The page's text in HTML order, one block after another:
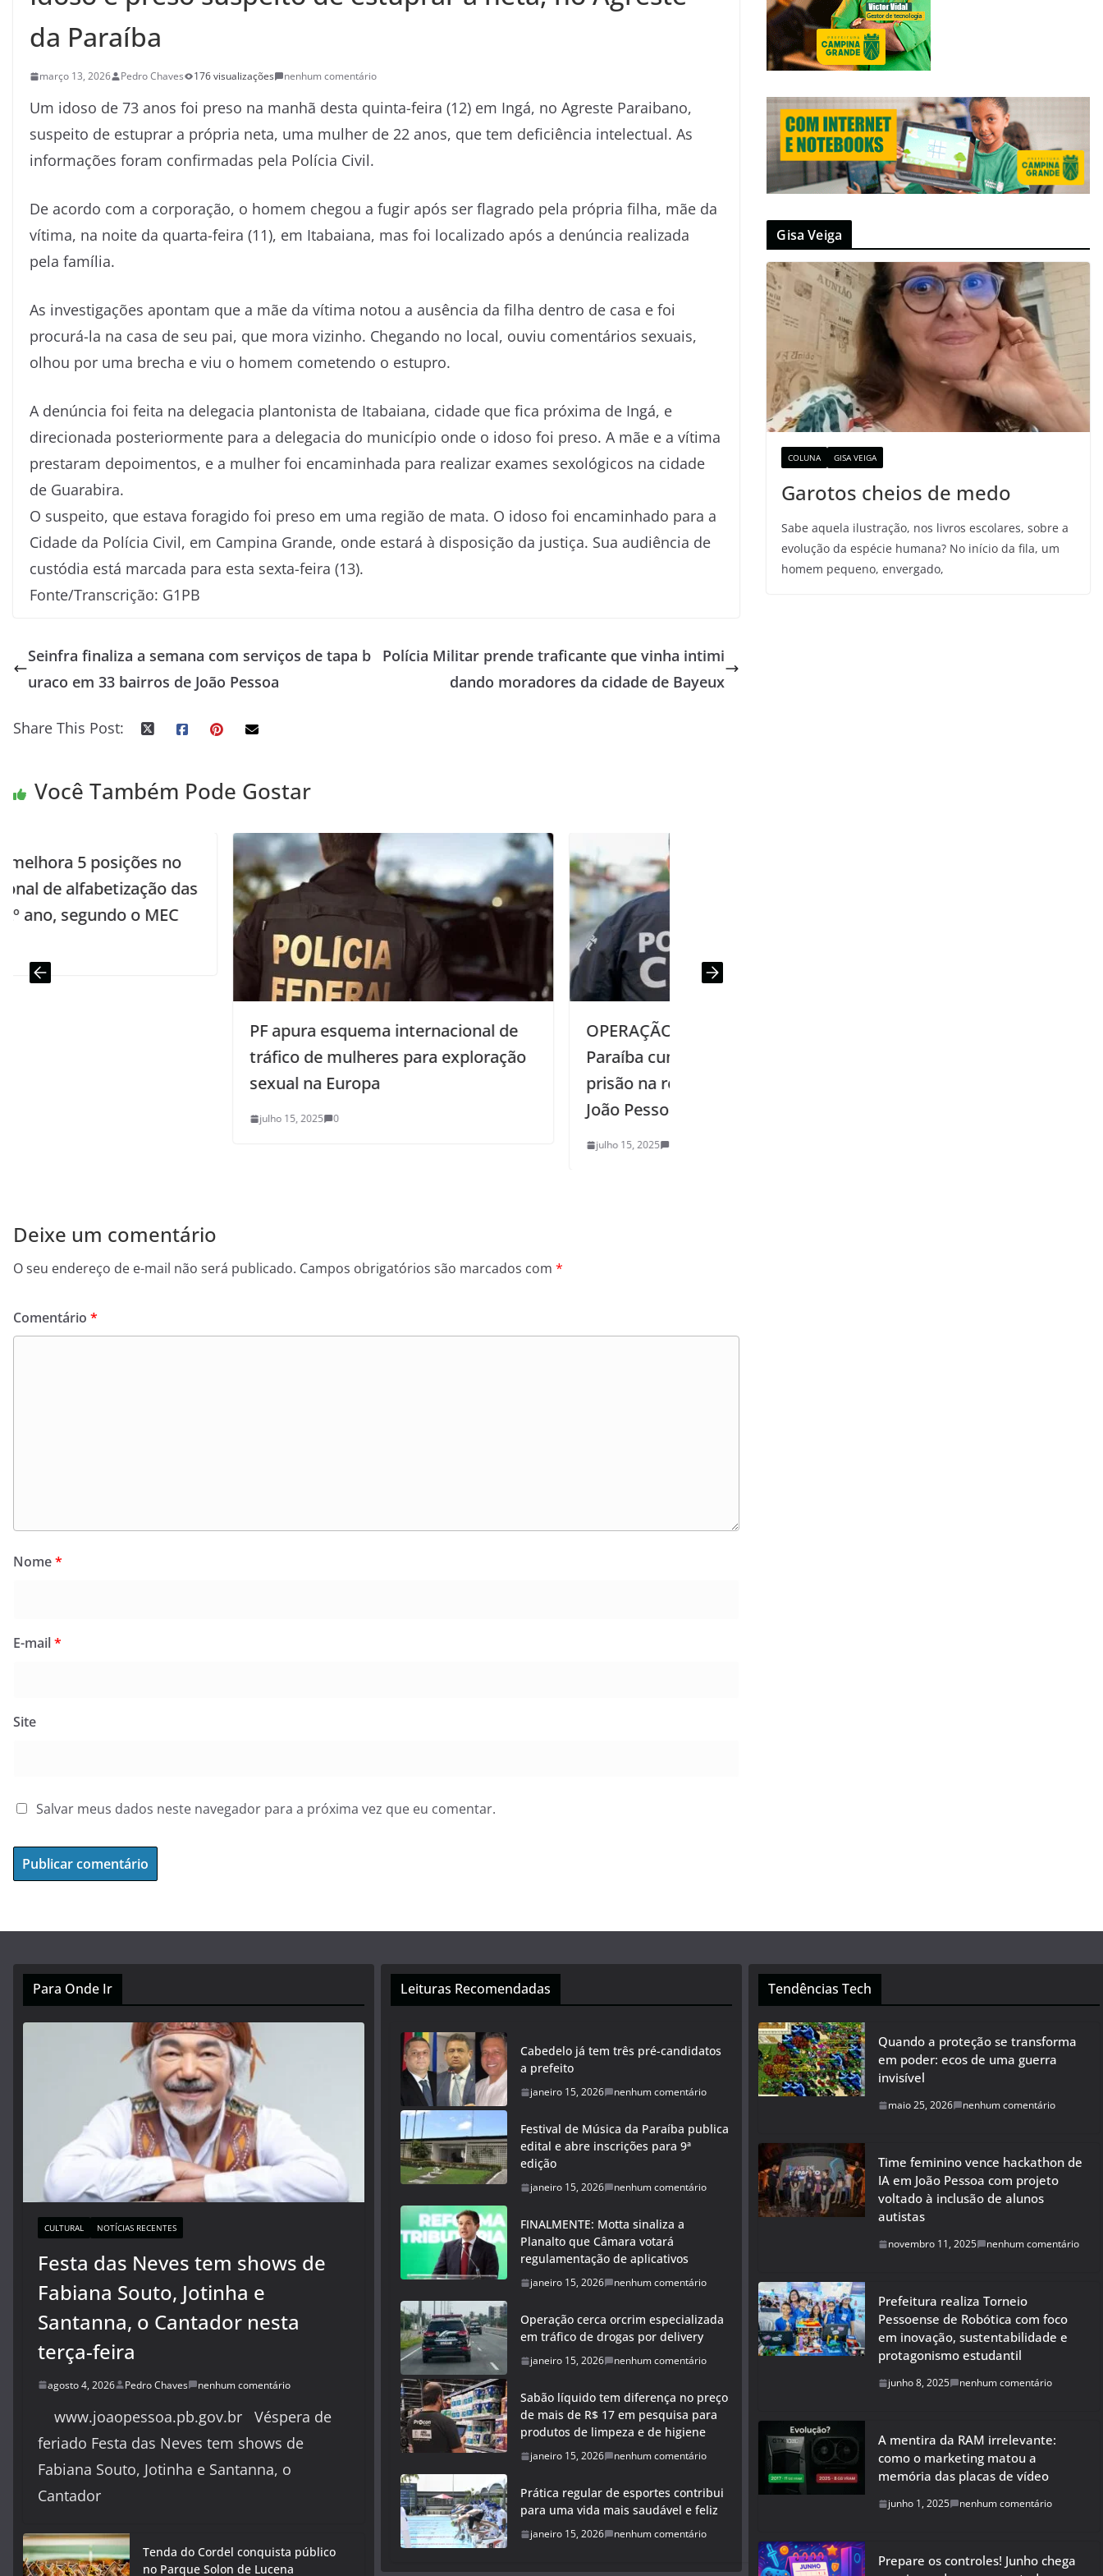
da Paraíba
março 13, 2026 Pedro Chaves 176 visualizações nenhum comentário
Um idoso de 73 anos foi preso na manhã desta quinta-feira (12) em Ingá, no Agreste Paraibano,
suspeito de estuprar a própria neta, uma mulher de 22 anos, que tem deficiência intelectual. As
informações foram confirmadas pela Polícia Civil.
De acordo com a corporação, o homem chegou a fugir após ser flagrado pela própria filha, mãe da
vítima, na noite da quarta-feira (11), em Itabaiana, mas foi localizado após a denúncia realizada
pela família.
As investigações apontam que a mãe da vítima notou a ausência da filha dentro de casa e foi
procurá-la na casa de seu pai, que mora vizinho. Chegando no local, ouviu comentários sexuais,
olhou por uma brecha e viu o homem cometendo o estupro.
A denúncia foi feita na delegacia plantonista de Itabaiana, cidade que fica próxima de Ingá, e
direcionada posteriormente para a delegacia do município onde o idoso foi preso. A mãe e a vítima
prestaram depoimentos, e a mulher foi encaminhada para realizar exames sexológicos na cidade
de Guarabira.
O suspeito, que estava foragido foi preso em uma região de mata. O idoso foi encaminhado para a
Cidade da Polícia Civil, em Campina Grande, onde estará à disposição da justiça. Sua audiência de
custódia está marcada para esta sexta-feira (13).
Fonte/Transcrição: G1PB
Seinfra finaliza a semana com serviços de tapa b
uraco em 33 bairros de João Pessoa
Polícia Militar prende traficante que vinha intimi
dando moradores da cidade de Bayeux
Share This Post:
Você Também Pode Gostar
PF apura esquema internacional de
tráfico de mulheres para exploração
OPERAÇÃO IMPACTO: Polícia Civil da
Paraíba cumpre cinco mandados de
prisão na região metropolitana de
Deixe um comentário
O seu endereço de e-mail não será publicado. Campos obrigatórios são marcados com *
Comentário *
Nome*
E-mail*
Site
Salvar meus dados neste navegador para a próxima vez que eu comentar.
Gisa Veiga
COLUNA GISA VEIGA
Garotos cheios de medo
Sabe aquela ilustração, nos livros escolares, sobre a
evolução da espécie humana? No início da fila, um
homem pequeno, envergado,
Para Onde Ir
CULTURAL NOTÍCIAS RECENTES
Festa das Neves tem shows de
Fabiana Souto, Jotinha e
Santanna, o Cantador nesta
terça-feira
agosto 4, 2026 Pedro Chaves nenhum comentário
www.joaopessoa.pb.gov.br Véspera de
feriado Festa das Neves tem shows de
Fabiana Souto, Jotinha e Santanna, o
Cantador
Tenda do Cordel conquista público
no Parque Solon de Lucena
Leituras Recomendadas
Cabedelo já tem três pré-candidatos
a prefeito
janeiro 15, 2026 nenhum comentário
Festival de Música da Paraíba publica
edital e abre inscrições para 9ª
edição
janeiro 15, 2026 nenhum comentário
FINALMENTE: Motta sinaliza a
Planalto que Câmara votará
regulamentação de aplicativos
janeiro 15, 2026 nenhum comentário
Operação cerca orcrim especializada
em tráfico de drogas por delivery
janeiro 15, 2026 nenhum comentário
Sabão líquido tem diferença no preço
de mais de R$ 17 em pesquisa para
produtos de limpeza e de higiene
janeiro 15, 2026 nenhum comentário
Prática regular de esportes contribui
para uma vida mais saudável e feliz
janeiro 15, 2026 nenhum comentário
Tendências Tech
Quando a proteção se transforma
em poder: ecos de uma guerra
invisível
maio 25, 2026 nenhum comentário
Time feminino vence hackathon de
IA em João Pessoa com projeto
voltado à inclusão de alunos
autistas
novembro 11, 2025 nenhum comentário
Prefeitura realiza Torneio
Pessoense de Robótica com foco
em inovação, sustentabilidade e
protagonismo estudantil
junho 8, 2025 nenhum comentário
A mentira da RAM irrelevante:
como o marketing matou a
memória das placas de vídeo
junho 1, 2025 nenhum comentário
Prepare os controles! Junho chega